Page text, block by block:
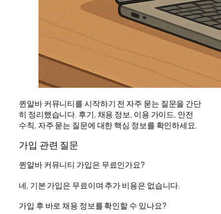
퀸알바 커뮤니티를 시작하기 전 자주 묻는 질문을 간단
히 정리했습니다. 후기, 채용 정보, 이용 가이드, 안전
수칙, 자주 묻는 질문에 대한 핵심 정보를 확인하세요.
가입 관련 질문
퀸알바 커뮤니티 가입은 무료인가요?
네, 기본 가입은 무료이며 추가 비용은 없습니다.
가입 후 바로 채용 정보를 확인할 수 있나요?